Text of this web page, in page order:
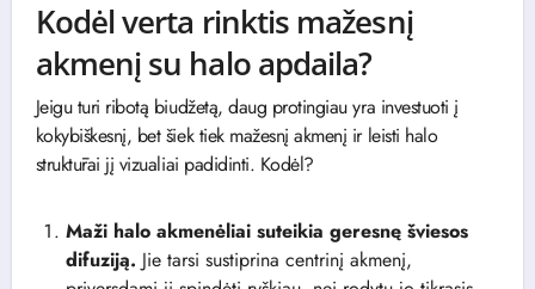
Kodėl verta rinktis mažesnį
akmenį su halo apdaila?
Jeigu turi ribotą biudžetą, daug protingiau yra investuoti į
kokybiškesnį, bet šiek tiek mažesnį akmenį ir leisti halo
struktūrai jį vizualiai padidinti. Kodėl?
Maži halo akmenėliai suteikia geresnę šviesos
difuziją. Jie tarsi sustiprina centrinį akmenį,